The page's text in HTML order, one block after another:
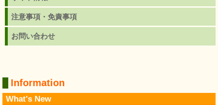
注意事項・免責事項
お問い合わせ
Information
What's New